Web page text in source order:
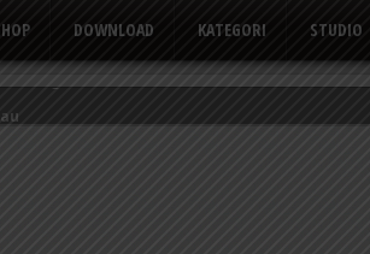
DOWNLOAD KATEGORI STUDIO